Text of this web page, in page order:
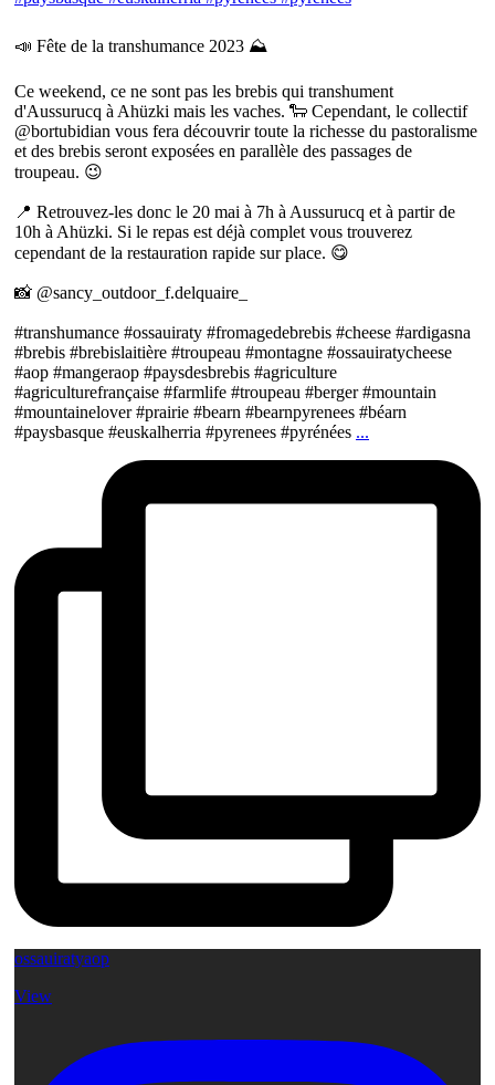
📣 Fête de la transhumance 2023 ⛰
Ce weekend, ce ne sont pas les brebis qui transhument
d'Aussurucq à Ahüzki mais les vaches. 🐑 Cependant, le collectif
@bortubidian vous fera découvrir toute la richesse du pastoralisme
et des brebis seront exposées en parallèle des passages de
troupeau. 😉
📍 Retrouvez-les donc le 20 mai à 7h à Aussurucq et à partir de
10h à Ahüzki. Si le repas est déjà complet vous trouverez
cependant de la restauration rapide sur place. 😋
📸 @sancy_outdoor_f.delquaire_
#transhumance #ossauiraty #fromagedebrebis #cheese #ardigasna
#brebis #brebislaitière #troupeau #montagne #ossauiratycheese
#aop #mangeraop #paysdesbrebis #agriculture
#agriculturefrançaise #farmlife #troupeau #berger #mountain
#mountainelover #prairie #bearn #bearnpyrenees #béarn
#paysbasque #euskalherria #pyrenees #pyrénées ...
ossauiratyaop
View